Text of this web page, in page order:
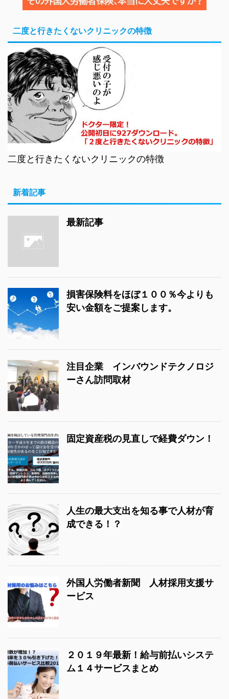
二度と行きたくないクリニックの特徴
二度と行きたくないクリニックの特徴
新着記事
最新記事
損害保険料をほぼ１００％今よりも
安い金額をご提案します。
注目企業 インバウンドテクノロジ
ーさん訪問取材
固定資産税の見直しで経費ダウン！
人生の最大支出を知る事で人材が育
成できる！？
外国人労働者新聞 人材採用支援サ
ービス
２０１９年最新！給与前払いシステ
ム１４サービスまとめ